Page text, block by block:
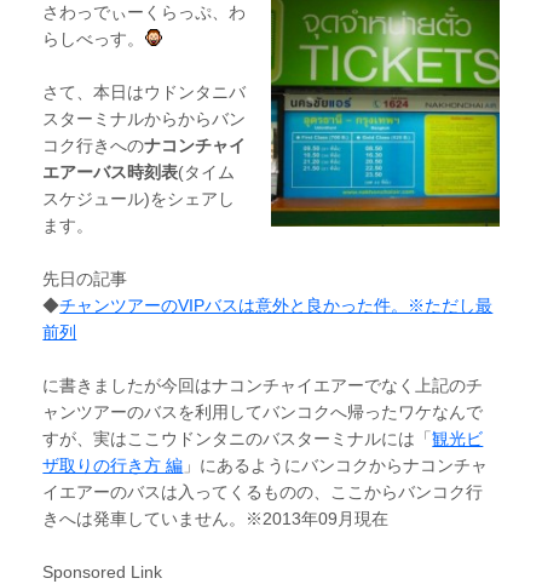
さわっでぃーくらっぷ、わ
らしべっす。
さて、本日はウドンタニバ
スターミナルからからバン
コク行きへのナコンチャイ
エアーバス時刻表(タイム
スケジュール)をシェアし
ます。
先日の記事
◆チャンツアーのVIPバスは意外と良かった件。※ただし最
前列
に書きましたが今回はナコンチャイエアーでなく上記のチ
ャンツアーのバスを利用してバンコクへ帰ったワケなんで
すが、実はここウドンタニのバスターミナルには「観光ビ
ザ取りの行き方 編 」にあるようにバンコクからナコンチャ
イエアーのバスは入ってくるものの、ここからバンコク行
きへは発車していません。※2013年09月現在
Sponsored Link